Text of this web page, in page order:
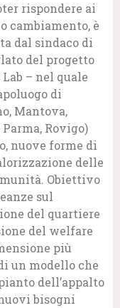
rispondere ai
cambiamento, è
dal sindaco di
del progetto
– nel quale
di
Mantova,
Rovigo)
nuove forme di
delle
Obiettivo
sul
del quartiere
del welfare
più
un modello che
dell’appalto
bisogni